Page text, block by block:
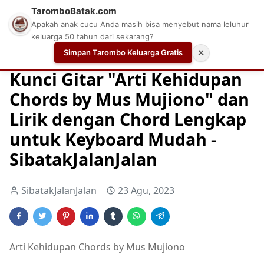
Chord Chord Gitar Easy Guitar Tabs
Kunci Gitar "Arti Kehidupan
Chords by Mus Mujiono" dan
Lirik dengan Chord Lengkap
untuk Keyboard Mudah -
SibatakJalanJalan
SibatakJalanJalan 23 Agu, 2023
Arti Kehidupan Chords by Mus Mujiono
TaromboBatak.com
Apakah anak cucu Anda masih bisa menyebut nama leluhur
keluarga 50 tahun dari sekarang?
Simpan Tarombo Keluarga Gratis
✕